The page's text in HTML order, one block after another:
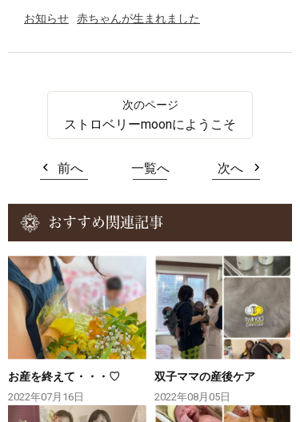
お知らせ 赤ちゃんが生まれました
ストロベリーmoonにようこそ
前へ 一覧へ 次へ
おすすめ関連記事
お産を終えて・・・♡
2022年07月16日
双子ママの産後ケア
2022年08月05日